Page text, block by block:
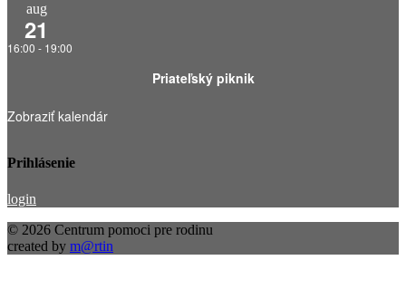
aug
21
16:00 - 19:00
Priateľský piknik
Zobraziť kalendár
Prihlásenie
login
© 2026 Centrum pomoci pre rodinu
created by m@rtin